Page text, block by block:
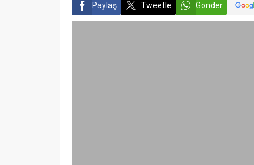
Paylaş Tweetle Gönder